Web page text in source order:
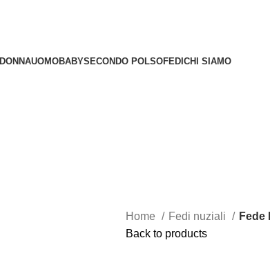
DONNAUOMOBABYSECONDO POLSOFEDI CHI SIAMO
Home Fedi nuziali
Fede
Back to products